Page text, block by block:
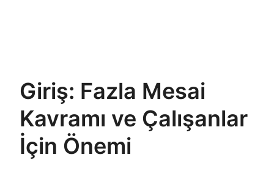
Giriş: Fazla Mesai
Kavramı ve Çalışanlar
İçin Önemi